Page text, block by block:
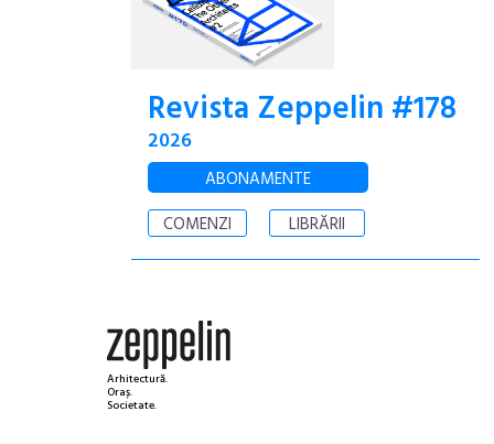
Revista Zeppelin #178
2026
ABONAMENTE
COMENZI
LIBRĂRII
Arhitectură.
Oraș.
Societate.